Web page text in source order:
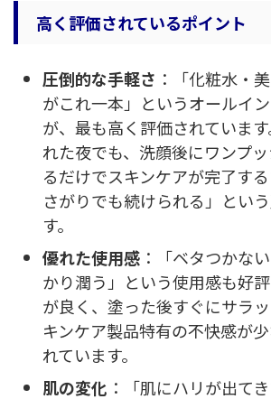
高く評価されているポイント
圧倒的な手軽さ ：「化粧水・
がこれ一本」というオールイ
が、最も高く評価されていま
れた夜でも、洗顔後にワンプ
るだけでスキンケアが完了す
さがりでも続けられる」とい
す。
優れた使用感 ：「ベタつかな
かり潤う」という使用感も好
が良く、塗った後すぐにサラ
キンケア製品特有の不快感が
れています。
肌の変化 ：「肌にハリが出て